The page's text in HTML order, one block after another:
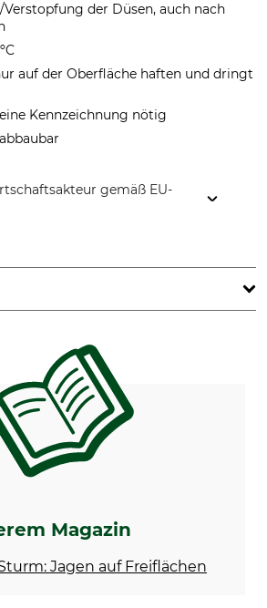
der Düsen, auch nach
auf der Oberfläche haften und dringt
Kennzeichnung nötig
gemäß EU-
Markierfarbe
Herstellung
Made in Finland
Magazin
Jagen auf Freiflächen